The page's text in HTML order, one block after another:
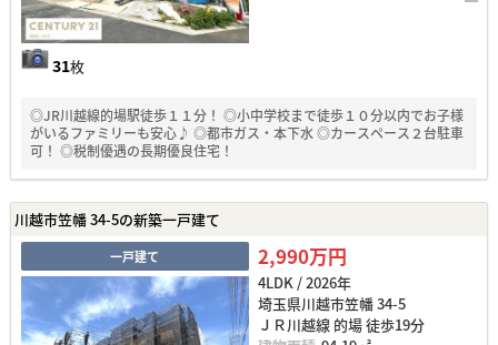
31枚
◎JR川越線的場駅徒歩１１分！ ◎小中学校まで徒歩１０分以内でお子様
がいるファミリーも安心♪ ◎都市ガス・本下水 ◎カースペース２台駐車
可！ ◎税制優遇の長期優良住宅！
川越市笠幡 34-5の新築一戸建て
一戸建て 2,990万円
4LDK / 2026年
埼玉県川越市笠幡 34-5
ＪＲ川越線 的場 徒歩19分